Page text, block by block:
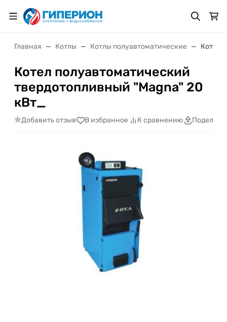
Главная Котлы Котлы полуавтоматические Котел
Котел полуавтоматический
твердотопливный "Magna" 20
кВт_
Добавить отзыв В избранное К сравнению